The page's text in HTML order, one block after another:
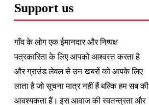
Support us
गाँव के लोग एक ईमानदार और निष्पक्ष
पत्रकारिता के लिए आपको आश्वस्त करता है
और ग्राउंड लेवल से उन खबरों को आपके लिए
लाता है जो सूचना मात्र नहीं हैं बल्कि हम सब की
आवश्यकता हैं। इस आवाज की स्वतन्त्रता और